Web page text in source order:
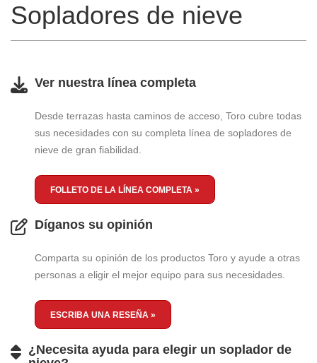
Sopladores de nieve
Ver nuestra línea completa
Desde terrazas hasta caminos de acceso, Toro cubre todas
sus necesidades con su completa línea de sopladores de
nieve de gran fiabilidad.
FOLLETO DE LA LÍNEA COMPLETA »
Díganos su opinión
Comparta su opinión de los productos Toro y ayude a otras
personas a eligir el mejor equipo para sus necesidades.
ESCRIBA UNA RESEÑA »
¿Necesita ayuda para elegir un soplador de